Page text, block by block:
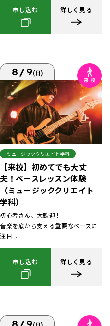
申し込む 詳しく見る
8/9(日)
ミュージッククリエイト学科
【来校】初めてでも大丈
夫！ベースレッスン体験
（ミュージッククリエイト
学科）
初心者さん、大歓迎！
音楽を底から支える重要なベースに
注目...
申し込む 詳しく見る
8/9(日)